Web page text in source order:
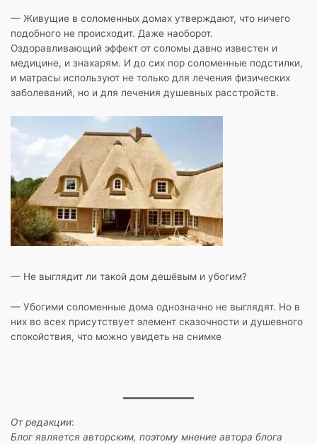
— Живущие в соломенных домах утверждают, что ничего
подобного не происходит. Даже наоборот.
Оздоравливающий эффект от соломы давно известен и
медицине, и знахарям. И до сих пор соломенные подстилки,
и матрасы используют не только для лечения физических
заболеваний, но и для лечения душевных расстройств.
— Не выглядит ли такой дом дешёвым и убогим?
— Убогими соломенные дома однозначно не выглядят. Но в
них во всех присутствует элемент сказочности и душевного
спокойствия, что можно увидеть на снимке
От редакции:
Блог является авторским, поэтому мнение автора блога